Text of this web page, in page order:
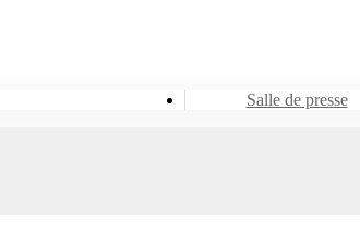
Salle de presse